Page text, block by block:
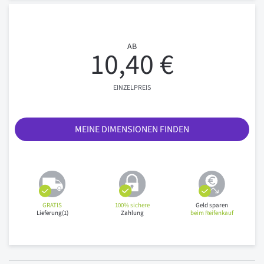
AB
10,40 €
EINZELPREIS
MEINE DIMENSIONEN FINDEN
GRATIS
Lieferung(1)
100% sichere
Zahlung
Geld sparen
beim Reifenkauf